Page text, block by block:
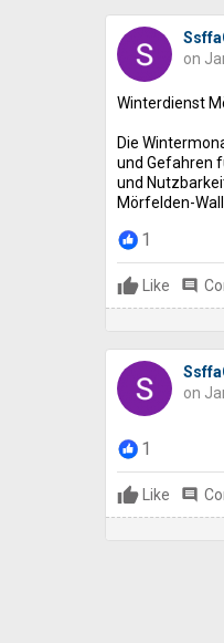
on
Winterdienst
Die
und Gefahren
und
Mörfelden-
1
Like comment
on
1
Like comment